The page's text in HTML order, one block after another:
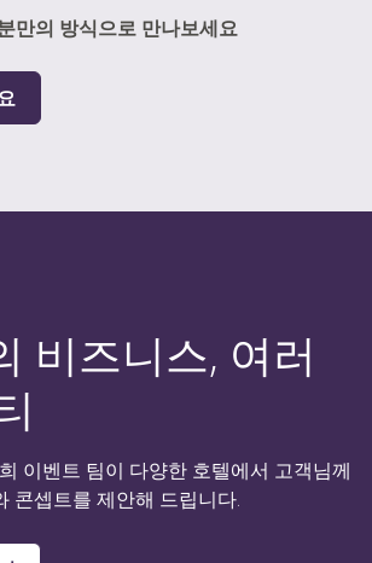
만의 방식으로 만나보세요
비즈니스, 여러
이벤트 팀이 다양한 호텔에서 고객님께
콘셉트를 제안해 드립니다.